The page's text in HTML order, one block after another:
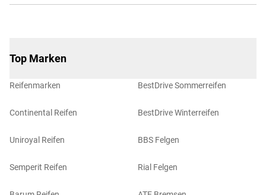
Top Marken
Reifenmarken
Continental Reifen
Uniroyal Reifen
Semperit Reifen
BestDrive Sommerreifen
BestDrive Winterreifen
BBS Felgen
Rial Felgen